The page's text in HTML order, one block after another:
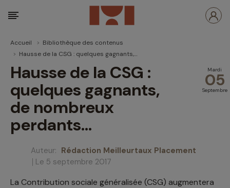
Accueil
Bibliothèque des contenus
Hausse de la CSG : quelques gagnants, de nombreux perdants...
Mardi
05
Septembre
Hausse de la CSG :
quelques gagnants,
de nombreux
perdants...
Auteur: Rédaction Meilleurtaux Placement
Le 5 septembre 2017
La Contribution sociale généralisée (CSG) augmentera